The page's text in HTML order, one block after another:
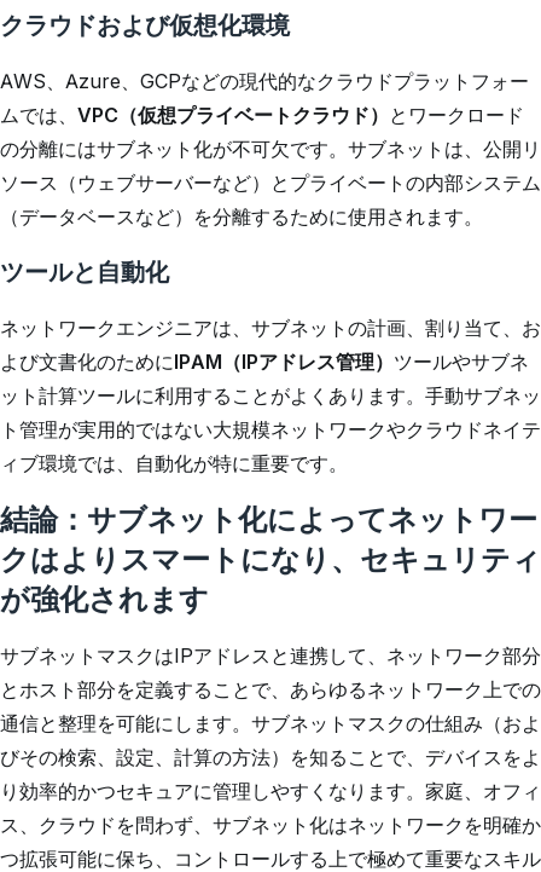
クラウドおよび仮想化環境
AWS、Azure、GCPなどの現代的なクラウドプラットフォー
ムでは、 VPC（仮想プライベートクラウド） とワークロード
の分離にはサブネット化が不可欠です。サブネットは、公開リ
ソース（ウェブサーバーなど）とプライベートの内部システム
（データベースなど）を分離するために使用されます。
ツールと自動化
ネットワークエンジニアは、サブネットの計画、割り当て、お
よび文書化のためにIPAM（IPアドレス管理） ツールやサブネ
ット計算ツールに利用することがよくあります。手動サブネッ
ト管理が実用的ではない大規模ネットワークやクラウドネイテ
ィブ環境では、自動化が特に重要です。
結論：サブネット化によってネットワー
クはよりスマートになり、セキュリティ
が強化されます
サブネットマスクはIPアドレスと連携して、ネットワーク部分
とホスト部分を定義することで、あらゆるネットワーク上での
通信と整理を可能にします。サブネットマスクの仕組み（およ
びその検索、設定、計算の方法）を知ることで、デバイスをよ
り効率的かつセキュアに管理しやすくなります。家庭、オフィ
ス、クラウドを問わず、サブネット化はネットワークを明確か
つ拡張可能に保ち、コントロールする上で極めて重要なスキル